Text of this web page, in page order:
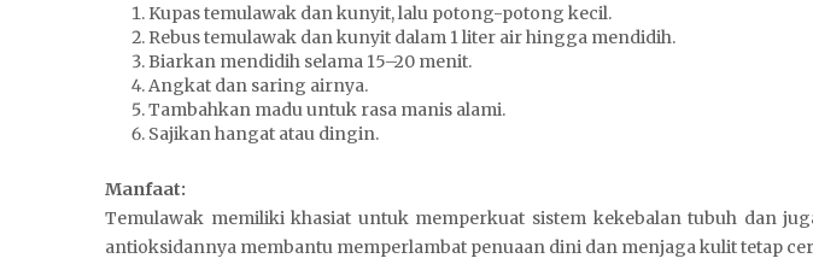
Kupas temulawak dan kunyit, lalu potong-potong kecil.
Rebus temulawak dan kunyit dalam 1 liter air hingga mendidih.
Biarkan mendidih selama 15–20 menit.
Angkat dan saring airnya.
Tambahkan madu untuk rasa manis alami.
Sajikan hangat atau dingin.
Manfaat:
Temulawak memiliki khasiat untuk memperkuat sistem kekebalan tubuh dan
antioksidannya membantu memperlambat penuaan dini dan menjaga kulit tetap